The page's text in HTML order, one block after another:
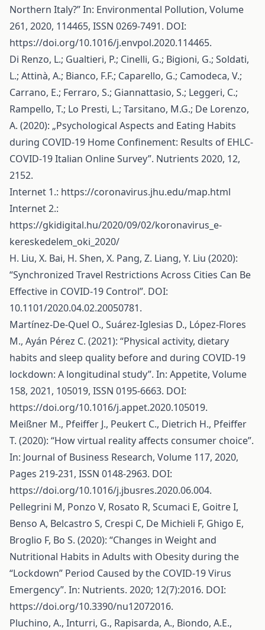
Northern Italy?” In: Environmental Pollution, Volume
261, 2020, 114465, ISSN 0269-7491. DOI:
https://doi.org/10.1016/j.envpol.2020.114465.
Di Renzo, L.; Gualtieri, P.; Cinelli, G.; Bigioni, G.; Soldati,
L.; Attinà, A.; Bianco, F.F.; Caparello, G.; Camodeca, V.;
Carrano, E.; Ferraro, S.; Giannattasio, S.; Leggeri, C.;
Rampello, T.; Lo Presti, L.; Tarsitano, M.G.; De Lorenzo,
A. (2020): „Psychological Aspects and Eating Habits
during COVID-19 Home Confinement: Results of EHLC-
COVID-19 Italian Online Survey”. Nutrients 2020, 12,
2152.
Internet 1.: https://coronavirus.jhu.edu/map.html
Internet 2.:
https://gkidigital.hu/2020/09/02/koronavirus_e-
kereskedelem_oki_2020/
H. Liu, X. Bai, H. Shen, X. Pang, Z. Liang, Y. Liu (2020):
“Synchronized Travel Restrictions Across Cities Can Be
Effective in COVID-19 Control”. DOI:
10.1101/2020.04.02.20050781.
Martínez-De-Quel O., Suárez-Iglesias D., López-Flores
M., Ayán Pérez C. (2021): “Physical activity, dietary
habits and sleep quality before and during COVID-19
lockdown: A longitudinal study”. In: Appetite, Volume
158, 2021, 105019, ISSN 0195-6663. DOI:
https://doi.org/10.1016/j.appet.2020.105019.
Meißner M., Pfeiffer J., Peukert C., Dietrich H., Pfeiffer
T. (2020): “How virtual reality affects consumer choice”.
In: Journal of Business Research, Volume 117, 2020,
Pages 219-231, ISSN 0148-2963. DOI:
https://doi.org/10.1016/j.jbusres.2020.06.004.
Pellegrini M, Ponzo V, Rosato R, Scumaci E, Goitre I,
Benso A, Belcastro S, Crespi C, De Michieli F, Ghigo E,
Broglio F, Bo S. (2020): “Changes in Weight and
Nutritional Habits in Adults with Obesity during the
“Lockdown” Period Caused by the COVID-19 Virus
Emergency”. In: Nutrients. 2020; 12(7):2016. DOI:
https://doi.org/10.3390/nu12072016.
Pluchino, A., Inturri, G., Rapisarda, A., Biondo, A.E.,